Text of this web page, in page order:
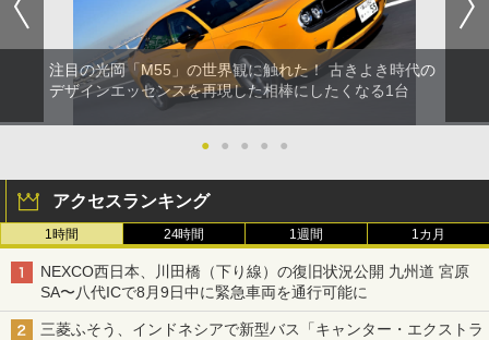
注目の光岡「M55」の世界観に触れた！ 古きよき時代の
デザインエッセンスを再現した相棒にしたくなる1台
● ● ● ● ●
アクセスランキング
1時間 24時間 1週間 1カ月
NEXCO西日本、川田橋（下り線）の復旧状況公開 九州道 宮原
SA〜八代ICで8月9日中に緊急車両を通行可能に
三菱ふそう、インドネシアで新型バス「キャンター・エクストラ